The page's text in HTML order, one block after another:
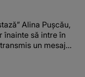
Alina Pușcău,
înainte să intre în
un mesaj